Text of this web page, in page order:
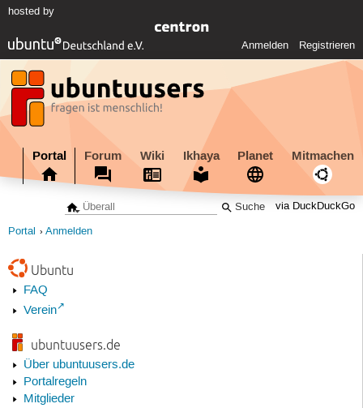
hosted by
Anmelden Registrieren
Portal Forum Wiki Ikhaya Planet Mitmachen
via DuckDuckGo
Portal Anmelden
Ubuntu
FAQ
Verein
ubuntuusers.de
Über ubuntuusers.de
Portalregeln
Mitglieder